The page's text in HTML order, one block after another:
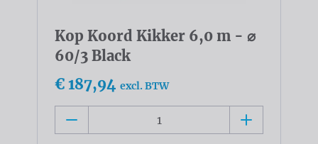
Kop Koord Kikker 6,0 m - ⌀
60/3 Black
€ 187,94 excl. BTW